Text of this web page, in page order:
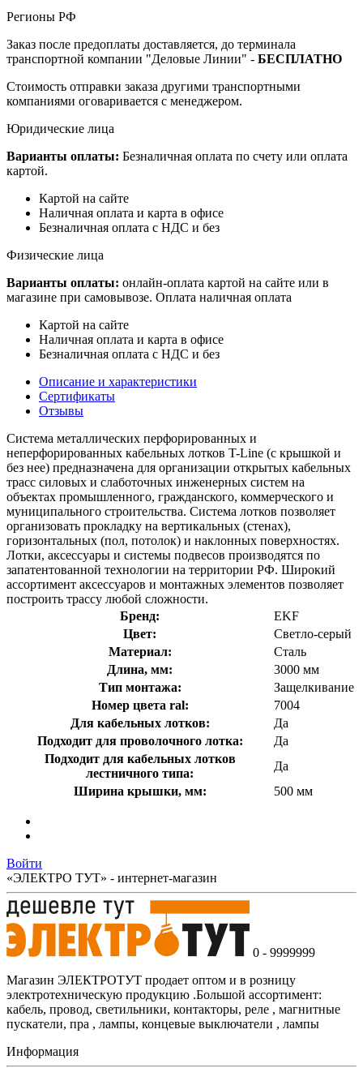
Регионы РФ
Заказ после предоплаты доставляется, до терминала
транспортной компании "Деловые Линии" - БЕСПЛАТНО
Стоимость отправки заказа другими транспортными
компаниями оговаривается с менеджером.
Юридические лица
Варианты оплаты: Безналичная оплата по счету или оплата
картой.
Картой на сайте
Наличная оплата и карта в офисе
Безналичная оплата с НДС и без
Физические лица
Варианты оплаты: онлайн-оплата картой на сайте или в
магазине при самовывозе. Оплата наличная оплата
Картой на сайте
Наличная оплата и карта в офисе
Безналичная оплата с НДС и без
Описание и характеристики
Сертификаты
Отзывы
Система металлических перфорированных и
неперфорированных кабельных лотков T-Line (с крышкой и
без нее) предназначена для организации открытых кабельных
трасс силовых и слаботочных инженерных систем на
объектах промышленного, гражданского, коммерческого и
муниципального строительства. Система лотков позволяет
организовать прокладку на вертикальных (стенах),
горизонтальных (пол, потолок) и наклонных поверхностях.
Лотки, аксессуары и системы подвесов производятся по
запатентованной технологии на территории РФ. Широкий
ассортимент аксессуаров и монтажных элементов позволяет
построить трассу любой сложности.
Бренд:
EKF
Цвет:
Светло-серый
Материал:
Сталь
Длина, мм:
3000 мм
Тип монтажа:
Защелкивание
Номер цвета ral:
7004
Для кабельных лотков:
Да
Подходит для проволочного лотка:
Да
Подходит для кабельных лотков
лестничного типа:
Да
Ширина крышки, мм:
500 мм
Войти
«ЭЛЕКТРО ТУТ» - интернет-магазин
0 - 9999999
Магазин ЭЛЕКТРОТУТ продает оптом и в розницу
электротехническую продукцию .Большой ассортимент:
кабель, провод, светильники, контакторы, реле , магнитные
пускатели, пра , лампы, концевые выключатели , лампы
Информация